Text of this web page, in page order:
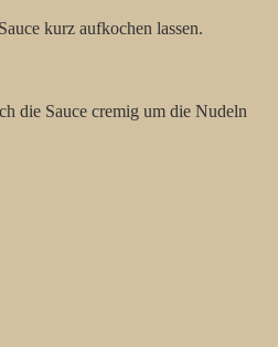
kurz aufkochen lassen.
die Sauce cremig um die Nudeln